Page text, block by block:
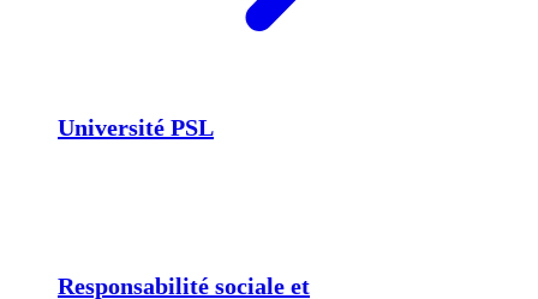
Université PSL
Responsabilité sociale et